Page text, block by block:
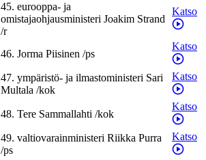
45. eurooppa- ja
omistajaohjausministeri Joakim Strand
/r
Katso
46. Jorma Piisinen /ps
Katso
47. ympäristö- ja ilmastoministeri Sari
Multala /kok
Katso
48. Tere Sammallahti /kok
Katso
49. valtiovarainministeri Riikka Purra
/ps
Katso